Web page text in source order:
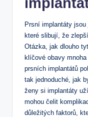
Prsní implantáty
které slibují, že
Otázka, jak dlouho
klíčové obavy
prsních implantátů
tak jednoduché, jak
ženy si implantáty
mohou čelit
důležitých faktorů,